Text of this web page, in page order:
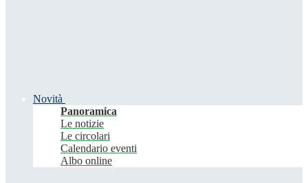
Novità
Panoramica
Le notizie
Le circolari
Calendario eventi
Albo online